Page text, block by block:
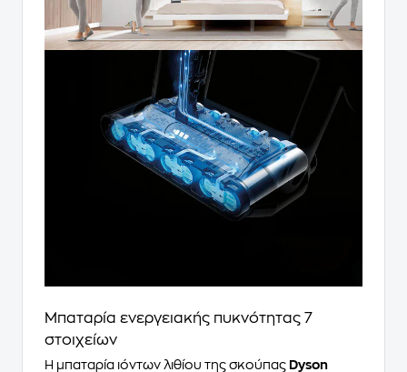
Μπαταρία ενεργειακής πυκνότητας 7
στοιχείων
Η μπαταρία ιόντων λιθίου της σκούπας Dyson